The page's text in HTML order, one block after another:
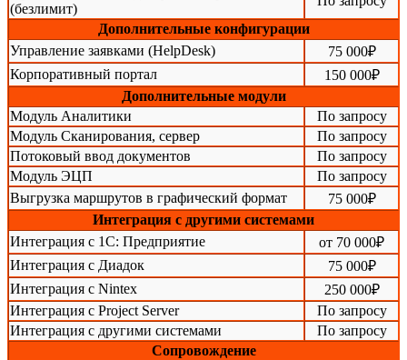
(безлимит)
Дополнительные конфигурации
Управление заявками (HelpDesk)
75 000₽
Корпоративный портал
150 000₽
Дополнительные модули
Модуль Аналитики
По запросу
Модуль Сканирования, сервер
По запросу
Потоковый ввод документов
По запросу
Модуль ЭЦП
По запросу
Выгрузка маршрутов в графический формат
75 000₽
Интеграция с другими системами
Интеграция с 1С: Предприятие
от 70 000₽
Интеграция с Диадок
75 000₽
Интеграция с Nintex
250 000₽
Интеграция с Project Server
По запросу
Интеграция с другими системами
По запросу
Сопровождение